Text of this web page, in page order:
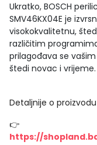
Ukratko, BOSCH
SMV46KX04E je
visokokvalitetnu,
različitim
prilagođava se
štedi novac i vrijeme.
Detaljnije o
👉
https://